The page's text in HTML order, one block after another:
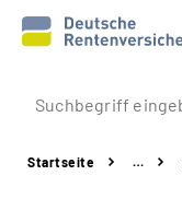
Prävention
Startseite …